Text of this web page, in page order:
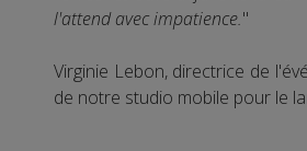
l'attend avec impatience."
Virginie Lebon, directrice de
de notre studio mobile pour le